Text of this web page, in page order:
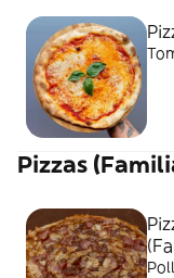
Pizzas